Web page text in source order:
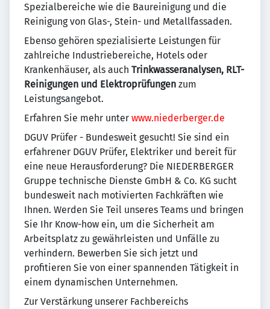
Spezialbereiche wie die Baureinigung und die
Reinigung von Glas-, Stein- und Metallfassaden.
Ebenso gehören spezialisierte Leistungen für
zahlreiche Industriebereiche, Hotels oder
Krankenhäuser, als auch Trinkwasseranalysen, RLT-
Reinigungen und Elektroprüfungen zum
Leistungsangebot.
Erfahren Sie mehr unter www.niederberger.de
DGUV Prüfer - Bundesweit gesucht! Sie sind ein
erfahrener DGUV Prüfer, Elektriker und bereit für
eine neue Herausforderung? Die NIEDERBERGER
Gruppe technische Dienste GmbH & Co. KG sucht
bundesweit nach motivierten Fachkräften wie
Ihnen. Werden Sie Teil unseres Teams und bringen
Sie Ihr Know-how ein, um die Sicherheit am
Arbeitsplatz zu gewährleisten und Unfälle zu
verhindern. Bewerben Sie sich jetzt und
profitieren Sie von einer spannenden Tätigkeit in
einem dynamischen Unternehmen.
Zur Verstärkung unserer Fachbereichs